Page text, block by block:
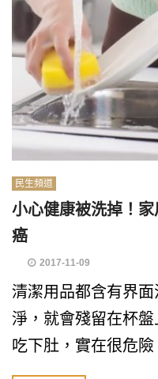
民生頻道
小心健康被洗掉！
癌
2017-11-09
清潔用品都含有界
淨，就會殘留在杯
吃下肚，實在很危險